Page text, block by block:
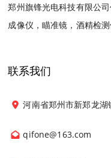
郑州旗锋光电科技有限公
成像仪，瞄准镜，酒精检
联系我们
河南省郑州市新郑龙
qifone@163.com